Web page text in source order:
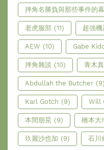
摔角名勝負與那些事件的
老虎服部 (11) 超強機
AEW (10) Gabe Kidd
摔角雜談 (10) 青木
Abdullah the Butcher (9)
Karl Gotch (9) Will
本間朋晃 (9) 橋本大
玖麗沙也加 (9) 石川